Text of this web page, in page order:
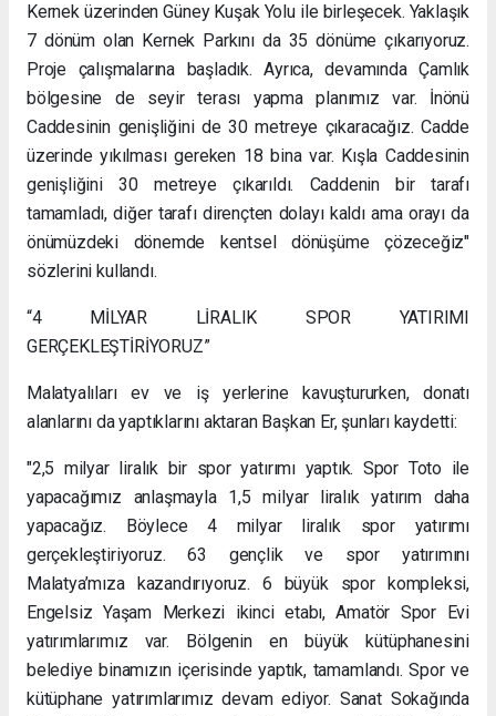
Kernek üzerinden Güney Kuşak Yolu ile birleşecek. Yaklaşık
7 dönüm olan Kernek Parkını da 35 dönüme çıkarıyoruz.
Proje çalışmalarına başladık. Ayrıca, devamında Çamlık
bölgesine de seyir terası yapma planımız var. İnönü
Caddesinin genişliğini de 30 metreye çıkaracağız. Cadde
üzerinde yıkılması gereken 18 bina var. Kışla Caddesinin
genişliğini 30 metreye çıkarıldı. Caddenin bir tarafı
tamamladı, diğer tarafı dirençten dolayı kaldı ama orayı da
önümüzdeki dönemde kentsel dönüşüme çözeceğiz"
sözlerini kullandı.
“4 MİLYAR LİRALIK SPOR YATIRIMI
GERÇEKLEŞTİRİYORUZ”
Malatyalıları ev ve iş yerlerine kavuştururken, donatı
alanlarını da yaptıklarını aktaran Başkan Er, şunları kaydetti:
"2,5 milyar liralık bir spor yatırımı yaptık. Spor Toto ile
yapacağımız anlaşmayla 1,5 milyar liralık yatırım daha
yapacağız. Böylece 4 milyar liralık spor yatırımı
gerçekleştiriyoruz. 63 gençlik ve spor yatırımını
Malatya’mıza kazandırıyoruz. 6 büyük spor kompleksi,
Engelsiz Yaşam Merkezi ikinci etabı, Amatör Spor Evi
yatırımlarımız var. Bölgenin en büyük kütüphanesini
belediye binamızın içerisinde yaptık, tamamlandı. Spor ve
kütüphane yatırımlarımız devam ediyor. Sanat Sokağında